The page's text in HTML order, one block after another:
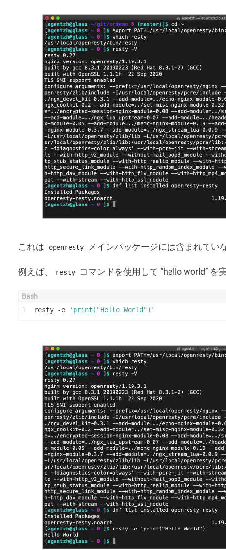
これは openresty メインパッケージには含まれてい
例えば、 resty コマンドを使用して “hello world” を
1 resty -e 'print("Hello World")'